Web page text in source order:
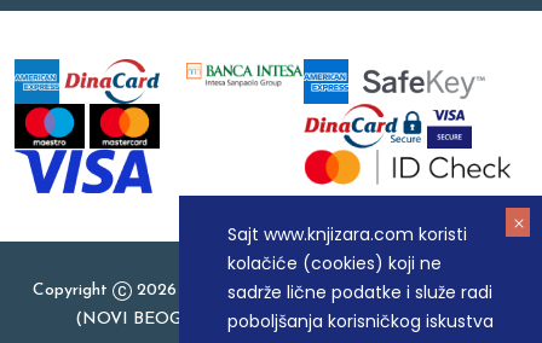
Sajt www.knjizara.com koristi
kolačiće (cookies) koji ne
sadrže lične podatke i služe radi
poboljšanja korisničkog iskustva
Copyright
2026 Knjizara.com - MAKART DOO BEOGRAD
(NOVI BEOGRAD), PIB: 105184104, MB: 20337524